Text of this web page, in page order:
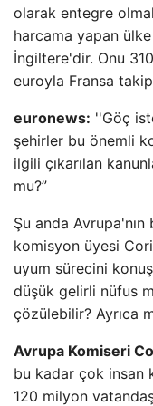
olarak entegre
harcama yapan
İngiltere'dir. Onu
euroyla Fransa
euronews: ''Göç
şehirler bu önemli
ilgili çıkarılan
mu?”
Şu anda
komisyon üyesi
uyum sürecini
düşük gelirli nüfus
çözülebilir? Ayrıca
Avrupa Komiseri
bu kadar çok insan
120 milyon